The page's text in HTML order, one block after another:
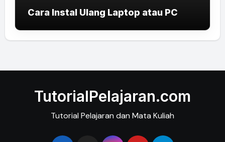
Cara Instal Ulang Laptop atau PC
TutorialPelajaran.com
Tutorial Pelajaran dan Mata Kuliah